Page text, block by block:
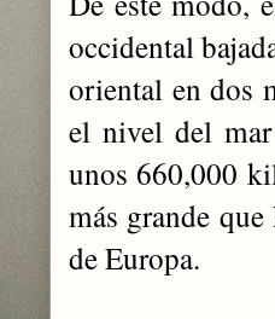
occidental
oriental en dos
el nivel del
unos 660,000
más grande
de Europa.